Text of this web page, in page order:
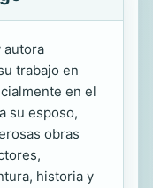
autora
trabajo en
en el
su esposo,
obras
historia y